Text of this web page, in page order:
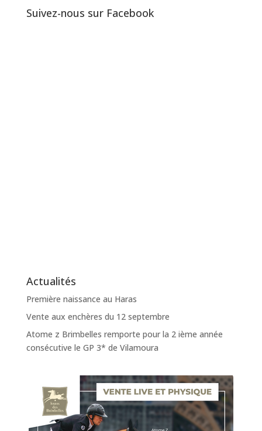
Suivez-nous sur Facebook
Actualités
Première naissance au Haras
Vente aux enchères du 12 septembre
Atome z Brimbelles remporte pour la 2 ième année
consécutive le GP 3* de Vilamoura